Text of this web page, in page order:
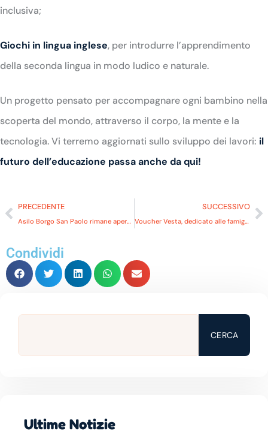
inclusiva;
Giochi in lingua inglese, per introdurre l’apprendimento
della seconda lingua in modo ludico e naturale.
Un progetto pensato per accompagnare ogni bambino nella
scoperta del mondo, attraverso il corpo, la mente e la
tecnologia. Vi terremo aggiornati sullo sviluppo dei lavori: il
futuro dell’educazione passa anche da qui!
PRECEDENTE
Asilo Borgo San Paolo rimane aperto durante le vacanze di Pasqua!
SUCCESSIVO
Voucher Vesta, dedicato alle famiglie con bambini da 0 a 6 anni
Condividi
CERCA
Ultime Notizie